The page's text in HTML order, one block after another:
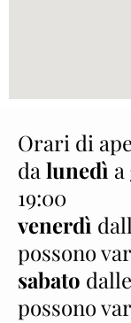
Orari di
da lunedì a
19:00
venerdì
possono
sabato
possono